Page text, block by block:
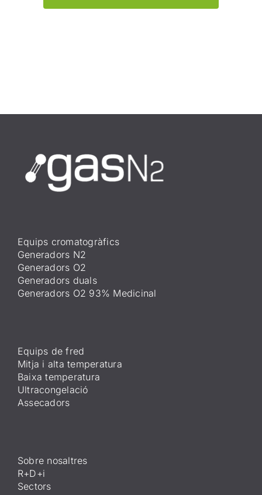
Equips cromatogràfics
Generadors N2
Generadors O2
Generadors duals
Generadors O2 93% Medicinal
Equips de fred
Mitja i alta temperatura
Baixa temperatura
Ultracongelació
Assecadors
Sobre nosaltres
R+D+i
Sectors